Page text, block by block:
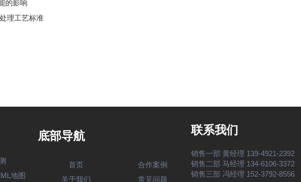
的影响
理工艺标准
地图
底部导航
首页
合作案例
关于我们
常见问题
联系我们
销售一部 黄经理 139-4921-2392
销售二部 马经理 134-6106-3372
销售三部 冯经理 152-3792-8556